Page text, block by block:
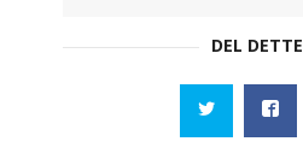
DEL DETTE